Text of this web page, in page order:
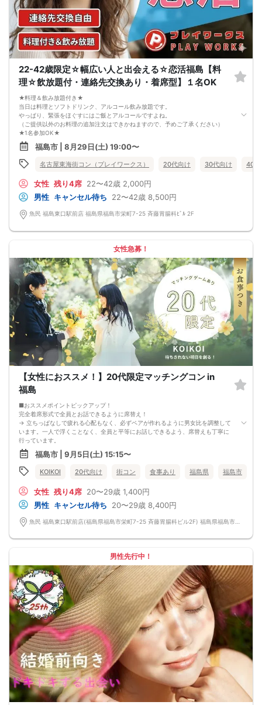
22-42歳限定☆幅広い人と出会える☆恋活福島【料
理☆飲放題付・連絡先交換あり・着席型】１名OK
★料理＆飲み放題付き★
当日は料理とソフトドリンク、アルコール飲み放題です。
やっぱり、緊張をほぐすにはご飯とアルコールですよね。
（ご提供以外のお料理の追加注文はできかねますので、予めご了承ください）
★1名参加OK★
他の1名参加の方とペアになりますし、友達作りにも最適です。
基本的には２：２のグループトークとなります。
（１：１でのトークはございませんので、予めご了承ください）
★プロフィールカードにより会話のキッカケもバッチリ★
なんてことは絶対ありません！
プロフィールカードを活用し、「はじめまして」から会話を楽しみましょう。
★完全着席型・連絡先交換は自由★
完全着席型で席替えはできる限り行います。
席替えの５分前には連絡先交換を促すアナウンスをいたしますので、「連絡先交
1. ２名様以上でのご参加は必ず同性同士でお申し込みください。
2. 服装の指定はございません。多くのお客様はカジュアルな格好でおこしになら
れています。
3. 開催判断はイベント前日の時点で男性３名・女性３名以上のお申し込みからに
なりますが、当日に参加者のキャンセルで比率が崩れた場合や開催判断人数を下
回った場合、一切返金などの保証はいたしませんのでご了承ください。
4. イベントページ内の「お申し込み状況」等はキャンセルなどで当日の参加人
数、男女比率と異なる可能性がございます。
5. 当日は店舗の外ではなく店舗内で受付いたします。店内に入り店員に「街コン
で来た」旨をお伝えください。
6. お釣りの用意はございませんので、出ないようにご準備お願いします。
7. 当日は年齢確認のできる身分証をお持ちください。イベントの対象年齢でない
8. 15分以上の遅刻はキャンセルとみなす可能性があります。
9. 当日受付にお越しになってからのキャンセル、途中キャンセルは出来ません。
10. イベント中止に伴うユーザーへの返金額は、チケット代金となり、交通費、宿
泊費、通信費等の返金は行いません。
11. 領収書の発行はいたしかねます。
お申し込みが完了した時点で上記すべての事項に同意したと判断いたします。
8/29(土)22-42夜恋活福島
福島市 | 8月29日(土) 19:00〜
名古屋東海街コン（プレイワークス） 20代向け 30代向け 40代
女性 残り4席 22〜42歳 2,000円
男性 キャンセル待ち 22〜42歳 8,500円
魚民 福島東口駅前店 福島県福島市栄町7-25 斉藤胃腸科ﾋﾞﾙ 2F
女性急募！
【女性におススメ！】20代限定マッチングコン in
福島
■おススメポイントピックアップ！
完全着席形式で全員とお話できるように席替え！
→ 立ちっぱなしで疲れる心配もなく、必ずペアが作れるように男女比を調整して
います。一人で浮くことなく、全員と平等にお話しできるよう、席替えも丁寧に
行っています。
会話を盛り上げるプロフィールシート！
→ 趣味や好みからスムーズに会話がスタート！「何を話そう…」と悩むことな
く、共通の話題で盛り上がれます。
自然なつながりをサポートするマッチングゲーム開催！
返却されるので安心です。
■最少催行人数
男女2対2
■中止判断タイミング
前日20時、または開催6時間前の時点で最少開催人数に満たない場合
→ お酒が飲めない方にはソフトドリンクも豊富にご用意しています！
福島市 | 9月5日(土) 15:15〜
KOIKOI 20代向け 街コン 食事あり 福島県 福島市
女性 残り4席 20〜29歳 1,400円
男性 キャンセル待ち 20〜29歳 8,400円
男性先行中！